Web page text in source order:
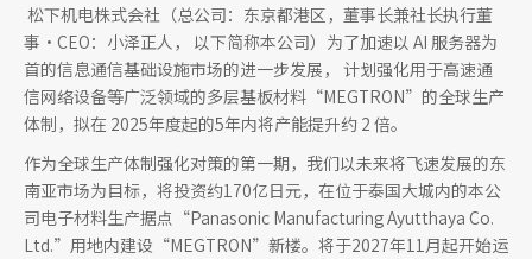
松下机电株式会社（总公司：东京都港区，董事长兼社长执行董
事・CEO：小泽正人， 以下简称本公司）为了加速以 AI 服务器为
首的信息通信基础设施市场的进一步发展， 计划强化用于高速通
信网络设备等广泛领域的多层基板材料“MEGTRON”的全球生产
体制，拟在 2025年度起的5年内将产能提升约 2 倍。
作为全球生产体制强化对策的第一期，我们以未来将飞速发展的东
南亚市场为目标，将投资约170亿日元，在位于泰国大城内的本公
司电子材料生产据点“Panasonic Manufacturing Ayutthaya Co.
Ltd.”用地内建设“MEGTRON”新楼。将于2027年11月起开始运